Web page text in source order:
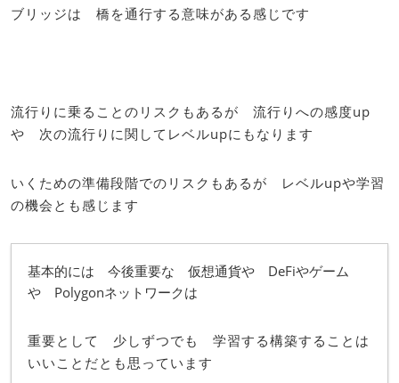
ブリッジは 橋を通行する意味がある感じです
流行りに乗ることのリスクもあるが 流行りへの感度up
や 次の流行りに関してレベルupにもなります
いくための準備段階でのリスクもあるが レベルupや学習
の機会とも感じます
基本的には 今後重要な 仮想通貨や DeFiやゲーム
や Polygonネットワークは
重要として 少しずつでも 学習する構築することは
いいことだとも思っています